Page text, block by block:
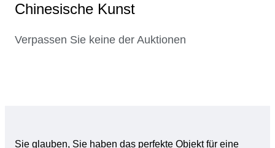
Chinesische Kunst
Verpassen Sie keine der Auktionen
Sie glauben, Sie haben das perfekte Objekt für eine